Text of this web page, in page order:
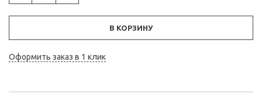
В КОРЗИНУ
Оформить заказ в 1 клик